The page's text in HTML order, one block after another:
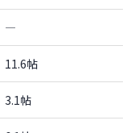
―
11.6帖
3.1帖